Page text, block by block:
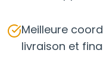
Meilleure
livraison et